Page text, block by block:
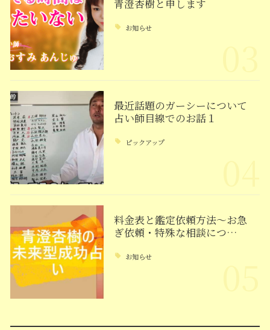
青澄杏樹と申します
お知らせ
最近話題のガーシーについて
占い師目線でのお話１
ピックアップ
料金表と鑑定依頼方法～お急
ぎ依頼・特殊な相談につ…
お知らせ